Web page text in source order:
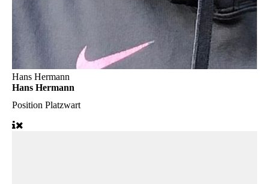
Hans Hermann
Hans Hermann
Position Platzwart